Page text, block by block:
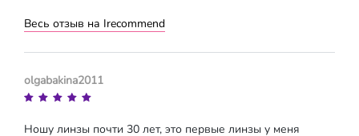
Весь отзыв на Irecommend
olgabakina2011
Ношу линзы почти 30 лет, это первые линзы у меня